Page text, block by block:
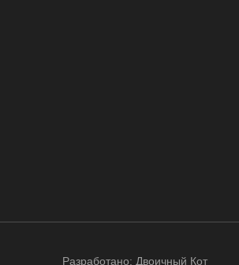
Разработано: Двоичный Кот